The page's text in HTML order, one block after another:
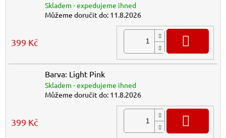
Skladem - expedujeme ihned
Můžeme doručit do: 11.8.2026
399 Kč
Barva: Light Pink
Skladem - expedujeme ihned
Můžeme doručit do: 11.8.2026
399 Kč